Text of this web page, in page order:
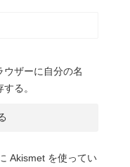
ウザーに自分の名
る。
Akismet を使ってい